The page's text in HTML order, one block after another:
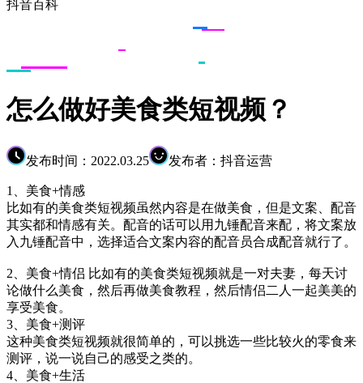
抖音百科
怎么做好美食类短视频？
发布时间：2022.03.25 发布者：抖音运营
1、美食+情感
比如有的美食类短视频虽然内容是在做美食，但是文案、配音
其实都和情感有关。配音的话可以用九锤配音来配，将文案放
入九锤配音中，选择适合文案内容的配音员合成配音就行了。
2、美食+情侣 比如有的美食类短视频就是一对夫妻，每天讨
论做什么美食，然后再做美食教程，然后情侣二人一起美美的
享受美食。
3、美食+测评
这种美食类短视频就很简单的，可以挑选一些比较火的零食来
测评，说一说自己的感受之类的。
4、美食+生活